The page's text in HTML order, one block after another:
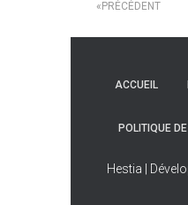
Pagination
PRÉCÉDENT
ACCUEIL
POLITIQUE
Hestia |